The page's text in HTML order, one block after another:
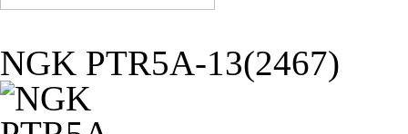
NGK PTR5A-13(2467)